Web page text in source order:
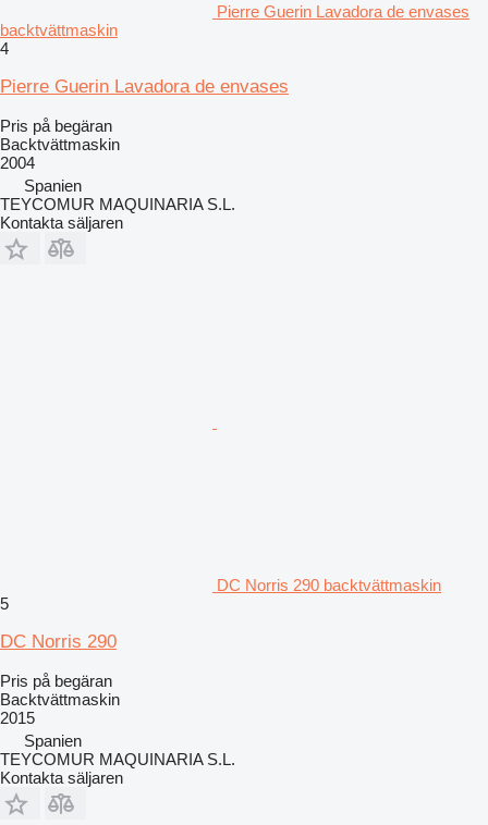
Pierre Guerin Lavadora de envases
backtvättmaskin
4
Pierre Guerin Lavadora de envases
Pris på begäran
Backtvättmaskin
2004
Spanien
TEYCOMUR MAQUINARIA S.L.
Kontakta säljaren
DC Norris 290 backtvättmaskin
5
DC Norris 290
Pris på begäran
Backtvättmaskin
2015
Spanien
TEYCOMUR MAQUINARIA S.L.
Kontakta säljaren